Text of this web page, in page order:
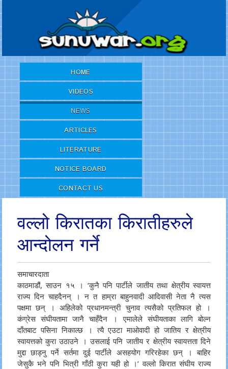
HOME
VIDEOS
NEWS
ARTICLES
LITERATURE
NOTICE BOARD
CONTACT US
वल्लो किरातका किरातीहरुले
आन्दोलन गर्ने
समाचारदाता
काठमाडौं, साउन १५ । ‘कुनै पनि पार्टीले जातीय तथा क्षेत्रीय स्वायत्त
राज्य दिन चाहदैनन् । न त हाम्रा बाहुनवादी आदिवासी नेता नै त्यस
पक्षमा छन् । अहिलेको प्रधानमन्त्री चुनाव त्यसैको प्रतिफल हो ।
कंग्रेस संघीयतामा जानै चाहँदैन । एमालेले संघीयताका लागि बोल्न
दाँतबाट पसिना निकाल्छ । त्यै एउटा माओवादी हो जातिय र क्षेत्रीय
स्वायत्तको कुरा उठाउने । उसलाई पनि जातीय र क्षेत्रीय स्वायत्तता दिने
मुद्दा छाड्नु पर्ने सर्तमा दुई पार्टीले असहयोग गरिरहेका छन् । बाहिर
जेसुकै भने पनि भित्री गाँठी कुरा यही हो ।’ वल्लो किरात संघीय राज्य